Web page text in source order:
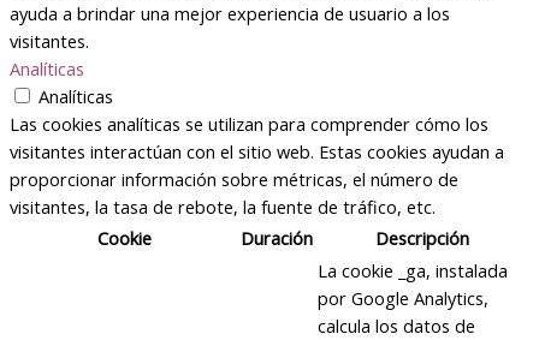
ayuda a brindar una mejor experiencia de usuario a los
visitantes.
Analíticas
Analíticas
Las cookies analíticas se utilizan para comprender cómo los
visitantes interactúan con el sitio web. Estas cookies ayudan a
proporcionar información sobre métricas, el número de
visitantes, la tasa de rebote, la fuente de tráfico, etc.
Cookie
Duración Descripción
La cookie _ga, instalada
por Google Analytics,
calcula los datos de